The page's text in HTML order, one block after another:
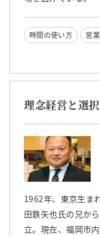
時間の使い方 営
理念経営と選
1962年、東京生ま
田鉄矢也氏の兄か
立。現在、福岡市